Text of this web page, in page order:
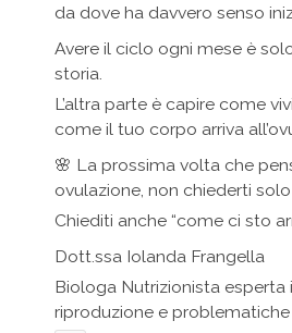
da dove ha davvero senso
Avere il ciclo ogni mese è
storia.
L’altra parte è capire come
come il tuo corpo arriva
🌸 La prossima volta che
ovulazione, non chiederti solo
Chiediti anche “come ci sto
Dott.ssa Iolanda Frangella
Biologa Nutrizionista esperta
riproduzione e